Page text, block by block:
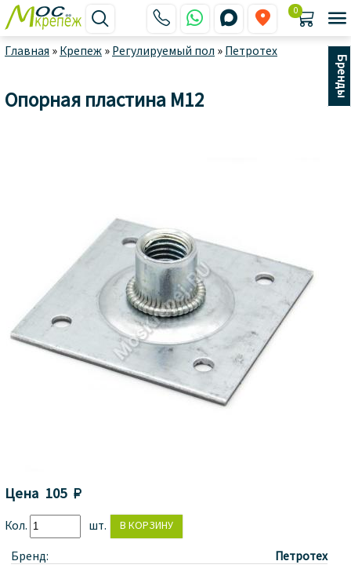
    
0 
Главная » Крепеж » Регулируемый пол » Петротех
Бренды
Опорная пластина М12
Цена 105 
Кол. шт.
Бренд: Петротех